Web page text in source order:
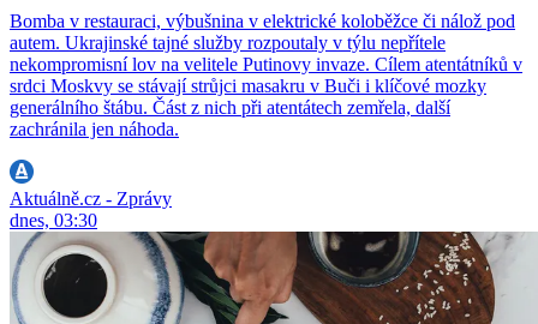
Bomba v restauraci, výbušnina v elektrické koloběžce či nálož pod
autem. Ukrajinské tajné služby rozpoutaly v týlu nepřítele
nekompromisní lov na velitele Putinovy invaze. Cílem atentátníků v
srdci Moskvy se stávají strůjci masakru v Buči i klíčové mozky
generálního štábu. Část z nich při atentátech zemřela, další
zachránila jen náhoda.
Aktuálně.cz - Zprávy
dnes, 03:30